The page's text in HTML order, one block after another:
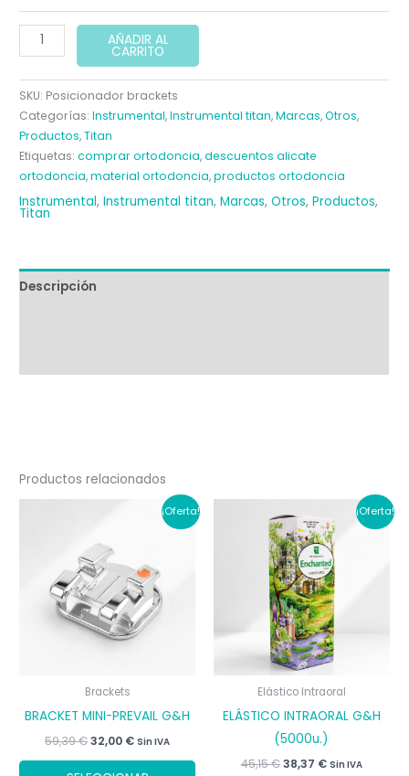
POSICIONADOR
DE
BRACKETS
TITAN
cantidad
AÑADIR AL
CARRITO
SKU: Posicionador brackets
Categorías:Instrumental,Instrumental titan,Marcas,Otros,
Productos,Titan
Etiquetas:comprar ortodoncia,descuentos alicate
ortodoncia,material ortodoncia,productos ortodoncia
Instrumental,Instrumental titan,Marcas,Otros,Productos,
Titan
Descripción
Productos relacionados
¡Oferta!
Brackets
BRACKET MINI-PREVAIL G&H
59,39€El
32,00 €ElSin IVA
Este
¡Oferta!
Elástico Intraoral
ELÁSTICO INTRAORAL G&H
(5000u.)
45,15€El
38,37 €ElSin IVA